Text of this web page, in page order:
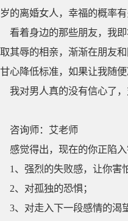
岁的离婚女人，幸福的概率有
看着身边的那些朋友，我
取其辱的相亲，渐渐在朋友
甘心降低标准，如果让我随
我对男人真的没有信心了
咨询师：艾老师
感觉得出，现在的你正陷
1、强烈的失败感，让你害
2、对孤独的恐惧；
3、对走入下一段感情的渴